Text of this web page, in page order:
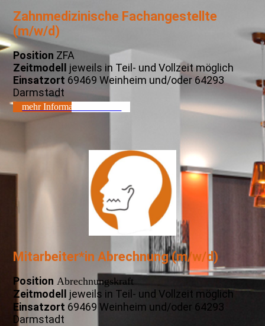
Zahnmedizinische Fachangestellte
(m/w/d)
Position ZFA
Zeitmodell
jeweils in Teil- und Vollzeit möglich
Einsatzort 69469 Weinheim und/oder 64293
Darmstadt
mehr Informationen - ZFA
Mitarbeiter*in Abrechnung (m/w/d)
Position Abrechnungskraft
Zeitmodell jeweils in Teil- und Vollzeit möglich
Einsatzort 69469 Weinheim und/oder 64293
Darmstadt